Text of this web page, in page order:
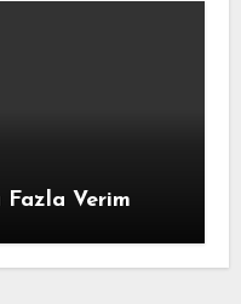
Verim